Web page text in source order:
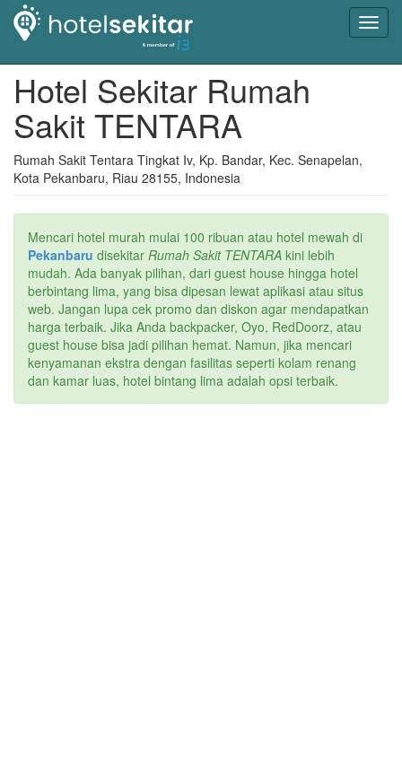
Hotel Sekitar Rumah
Sakit TENTARA
Rumah Sakit Tentara Tingkat Iv, Kp. Bandar, Kec. Senapelan,
Kota Pekanbaru, Riau 28155, Indonesia
Mencari hotel murah mulai 100 ribuan atau hotel mewah di
Pekanbaru disekitar Rumah Sakit TENTARA kini lebih
mudah. Ada banyak pilihan, dari guest house hingga hotel
berbintang lima, yang bisa dipesan lewat aplikasi atau situs
web. Jangan lupa cek promo dan diskon agar mendapatkan
harga terbaik. Jika Anda backpacker, Oyo, RedDoorz, atau
guest house bisa jadi pilihan hemat. Namun, jika mencari
kenyamanan ekstra dengan fasilitas seperti kolam renang
dan kamar luas, hotel bintang lima adalah opsi terbaik.